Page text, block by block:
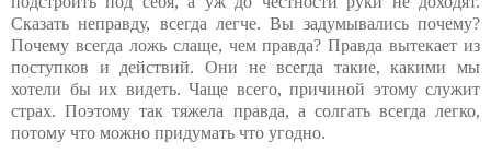
Сказать неправду, всегда легче. Вы задумывались почему?
Почему всегда ложь слаще, чем правда? Правда вытекает из
поступков и действий. Они не всегда такие, какими мы
хотели бы их видеть. Чаще всего, причиной этому служит
страх. Поэтому так тяжела правда, а солгать всегда легко,
потому что можно придумать что угодно.